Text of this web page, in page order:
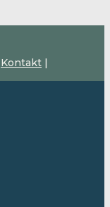
Kontakt |